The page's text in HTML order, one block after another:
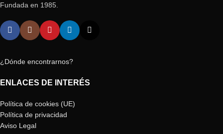
Fundada en 1985.
¿Dónde encontrarnos?
ENLACES DE INTERÉS
Política de cookies (UE)
Política de privacidad
Aviso Legal